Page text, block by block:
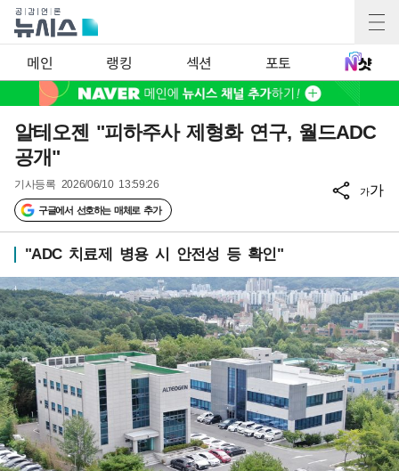
메인 랭킹 섹션 포토
알테오젠 "피하주사 제형화 연구, 월드ADC
공개"
기사등록 2026/06/10 13:59:26
구글에서 선호하는 매체로 추가
가가
"ADC 치료제 병용 시 안전성 등 확인"